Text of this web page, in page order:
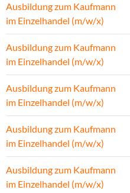
Ausbildung zum Kaufmann
im Einzelhandel (m/w/x)
Ausbildung zum Kaufmann
im Einzelhandel (m/w/x)
Ausbildung zum Kaufmann
im Einzelhandel (m/w/x)
Ausbildung zum Kaufmann
im Einzelhandel (m/w/x)
Ausbildung zum Kaufmann
im Einzelhandel (m/w/x)